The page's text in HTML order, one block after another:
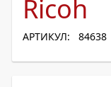
Ricoh
АРТИКУЛ: 84638